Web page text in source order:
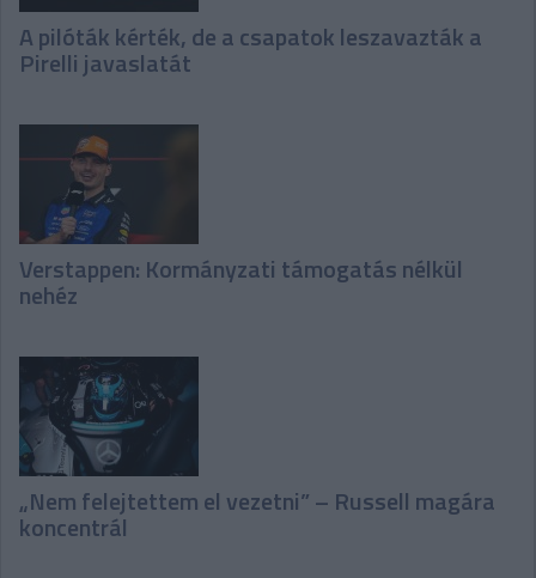
A pilóták kérték, de a csapatok leszavazták a
Pirelli javaslatát
Verstappen: Kormányzati támogatás nélkül
nehéz
„Nem felejtettem el vezetni” – Russell magára
koncentrál